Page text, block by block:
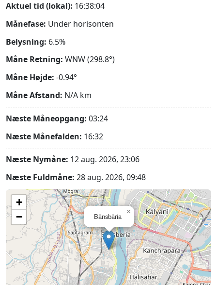
Aktuel tid (lokal): 16:38:05
Månefase: Under horisonten
Belysning: 6.5%
Måne Retning: WNW (298.8°)
Måne Højde: -0.94°
Måne Afstand: N/A km
Næste Måneopgang: 03:24
Næste Månefalden: 16:32
Næste Nymåne: 12 aug. 2026, 23:06
Næste Fuldmåne: 28 aug. 2026, 09:48
Bānsbāria
×
+
−